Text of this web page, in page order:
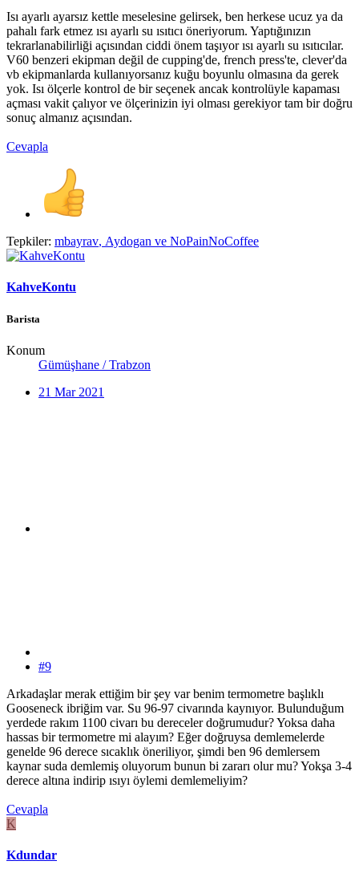
Isı ayarlı ayarsız kettle meselesine gelirsek, ben herkese ucuz ya da
pahalı fark etmez ısı ayarlı su ısıtıcı öneriyorum. Yaptığınızın
tekrarlanabilirliği açısından ciddi önem taşıyor ısı ayarlı su ısıtıcılar.
V60 benzeri ekipman değil de cupping'de, french press'te, clever'da
vb ekipmanlarda kullanıyorsanız kuğu boyunlu olmasına da gerek
yok. Isı ölçerle kontrol de bir seçenek ancak kontrolüyle kapaması
açması vakit çalıyor ve ölçerinizin iyi olması gerekiyor tam bir doğru
sonuç almanız açısından.
Cevapla
Tepkiler: mbayrav, Aydogan ve NoPainNoCoffee
KahveKontu
Barista
Konum
Gümüşhane / Trabzon
21 Mar 2021
#9
Arkadaşlar merak ettiğim bir şey var benim termometre başlıklı
Gooseneck ibriğim var. Su 96-97 civarında kaynıyor. Bulunduğum
yerdede rakım 1100 civarı bu dereceler doğrumudur? Yoksa daha
hassas bir termometre mi alayım? Eğer doğruysa demlemelerde
genelde 96 derece sıcaklık öneriliyor, şimdi ben 96 demlersem
kaynar suda demlemiş oluyorum bunun bi zararı olur mu? Yokşa 3-4
derece altına indirip ısıyı öylemi demlemeliyim?
Cevapla
K
Kdundar